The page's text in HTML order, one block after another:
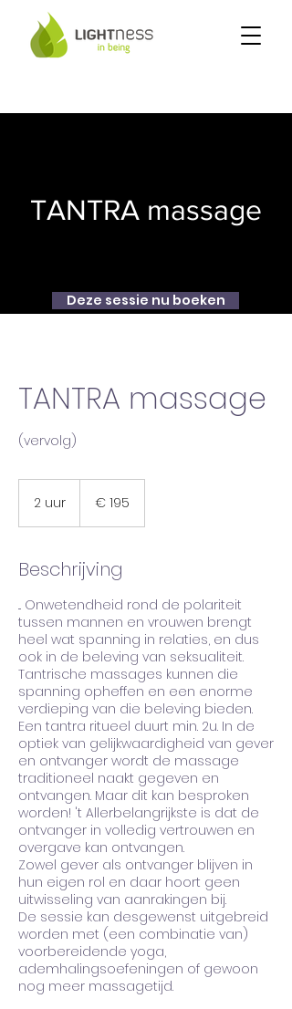
TANTRA massage
TANTRA massage
(vervolg)
2 uur € 195
Beschrijving
... Onwetendheid rond de polariteit
tussen mannen en vrouwen brengt
heel wat spanning in relaties, en dus
ook in de beleving van seksualiteit.
Tantrische massages kunnen die
spanning opheffen en een enorme
verdieping van die beleving bieden.
Een tantra ritueel duurt min. 2u. In de
optiek van gelijkwaardigheid van gever
en ontvanger wordt de massage
traditioneel naakt gegeven en
ontvangen. Maar dit kan besproken
worden! 't Allerbelangrijkste is dat de
ontvanger in volledig vertrouwen en
overgave kan ontvangen.
Zowel gever als ontvanger blijven in
hun eigen rol en daar hoort geen
uitwisseling van aanrakingen bij.
De sessie kan desgewenst uitgebreid
worden met (een combinatie van)
voorbereidende yoga,
ademhalingsoefeningen of gewoon
nog meer massagetijd.
Deze sessie nu boeken